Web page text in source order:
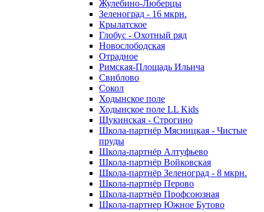
Жулебино-Люберцы
Зеленоград - 16 мкрн.
Крылатское
Глобус - Охотный ряд
Новослободская
Отрадное
Римская-Площадь Ильича
Свиблово
Сокол
Ходынское поле
Ходынское поле LL Kids
Щукинская - Строгино
Школа-партнёр Мясницкая - Чистые
пруды
Школа-партнёр Алтуфьево
Школа-партнёр Войковская
Школа-партнёр Зеленоград - 8 мкрн.
Школа-партнёр Перово
Школа-партнёр Профсоюзная
Школа-партнер Южное Бутово